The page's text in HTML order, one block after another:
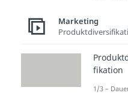
sich
Marketing
fikation
1/3 –